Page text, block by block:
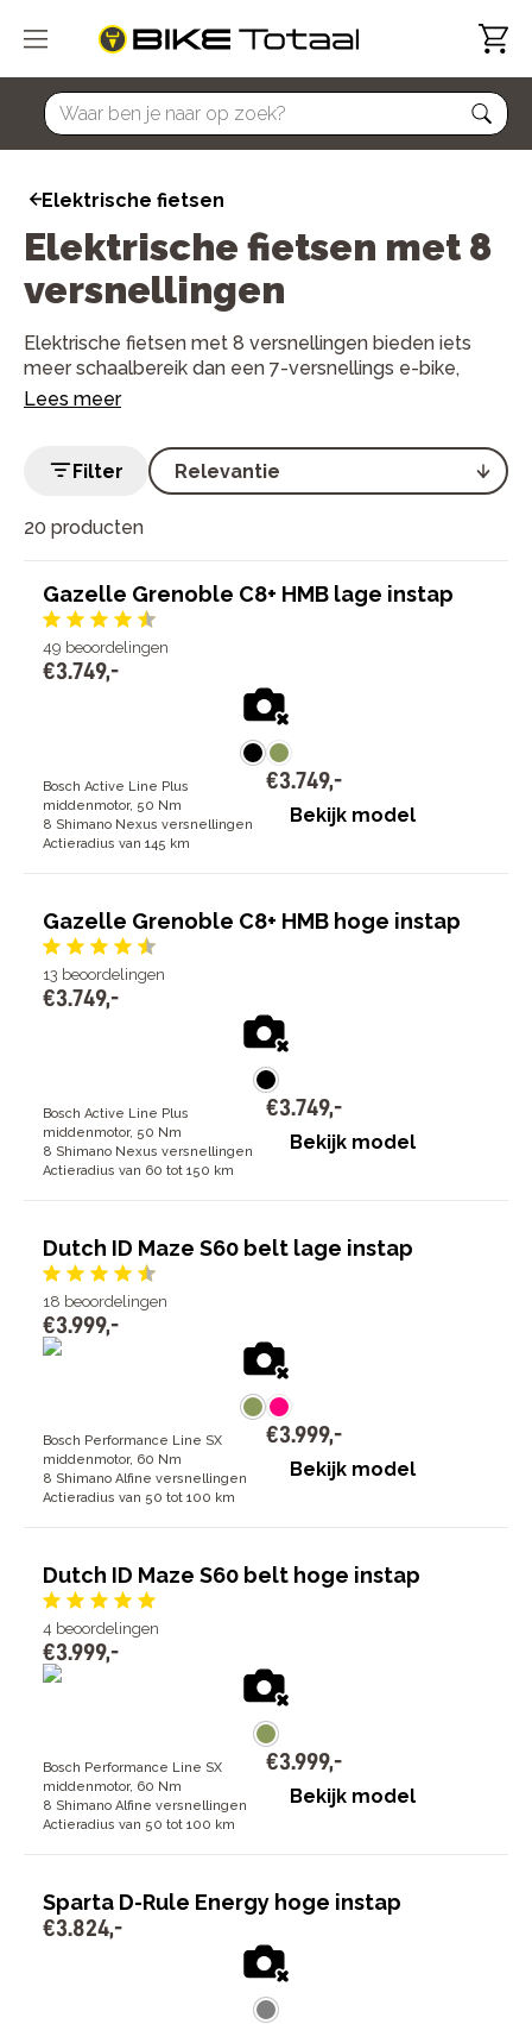
home
Elektrische fietsen
Elektrische fietsen met 8
versnellingen
Elektrische fietsen met 8 versnellingen bieden iets
meer schaalbereik dan een 7-versnellings e-bike,
zonder de complexiteit van een sportieve derailleur.
afstanden rijden of vaker te maken hebben met licht
heuvelachtig terrein.
Lees meer
20 producten
Filter
Gazelle Grenoble C8+ HMB lage instap
49 beoordelingen
€3.749,-
Bosch Active Line Plus
middenmotor, 50 Nm
8 Shimano Nexus versnellingen
Actieradius van 145 km
€3.749,-
Bekijk model
Gazelle Grenoble C8+ HMB hoge instap
13 beoordelingen
€3.749,-
Bosch Active Line Plus
middenmotor, 50 Nm
8 Shimano Nexus versnellingen
Actieradius van 60 tot 150 km
€3.749,-
Bekijk model
Dutch ID Maze S60 belt lage instap
18 beoordelingen
€3.999,-
Bosch Performance Line SX
middenmotor, 60 Nm
8 Shimano Alfine versnellingen
Actieradius van 50 tot 100 km
€3.999,-
Bekijk model
Dutch ID Maze S60 belt hoge instap
4 beoordelingen
€3.999,-
Bosch Performance Line SX
middenmotor, 60 Nm
8 Shimano Alfine versnellingen
Actieradius van 50 tot 100 km
€3.999,-
Bekijk model
Sparta D-Rule Energy hoge instap
€3.824,-